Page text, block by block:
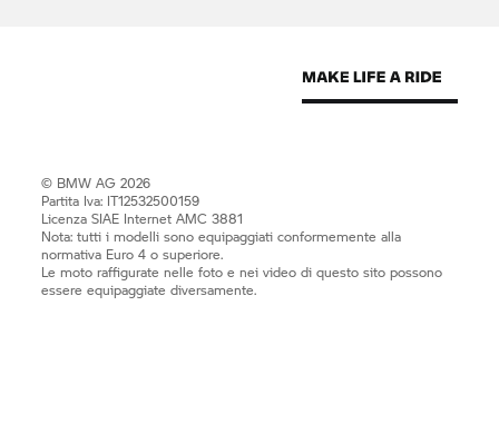
© BMW AG 2026
Partita Iva: IT12532500159
Licenza SIAE Internet AMC 3881
Nota: tutti i modelli sono equipaggiati conformemente alla
normativa Euro 4 o superiore.
Le moto raffigurate nelle foto e nei video di questo sito possono
essere equipaggiate diversamente.